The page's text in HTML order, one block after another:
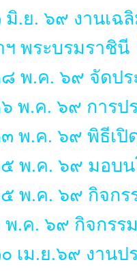
มิ.ย. ๖๙ งานเฉ
ฯ พระบรมราชินี
พ.ค. ๖๙ จัดป
พ.ค. ๖๙ การป
พ.ค. ๖๙ พิธีเปิ
พ.ค. ๖๙ มอบน
พ.ค. ๖๙ กิจกร
พ.ค. ๖๙ กิจกรร
เม.ย.๖๙ งาน